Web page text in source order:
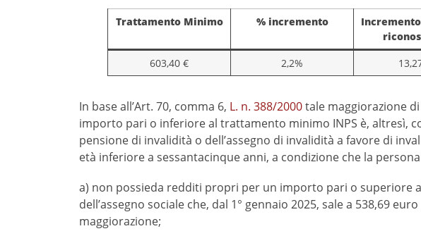
Trattamento Minimo % incremento
603,40 €
2,2%
In base all’Art. 70, comma 6, L. n. 388/2000tale maggiorazione
importo pari o inferiore al trattamento minimo INPS è, altresì,
pensione di invalidità o dell’assegno di invalidità a favore di
età inferiore a sessantacinque anni, a condizione che la
a) non possieda redditi propri per un importo pari o superiore
dell’assegno sociale che, dal 1° gennaio 2025, sale a 538,69
maggiorazione;